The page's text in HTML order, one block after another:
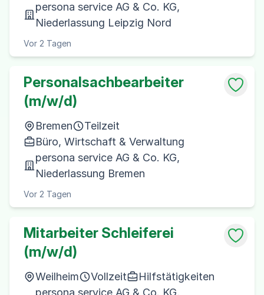
persona service AG & Co. KG,
Niederlassung Leipzig Nord
Vor 2 Tagen
Personalsachbearbeiter
(m/w/d)
Bremen
Teilzeit
Büro, Wirtschaft & Verwaltung
persona service AG & Co. KG,
Niederlassung Bremen
Vor 2 Tagen
Mitarbeiter Schleiferei
(m/w/d)
Weilheim Vollzeit
Hilfstätigkeiten
persona service AG & Co. KG,